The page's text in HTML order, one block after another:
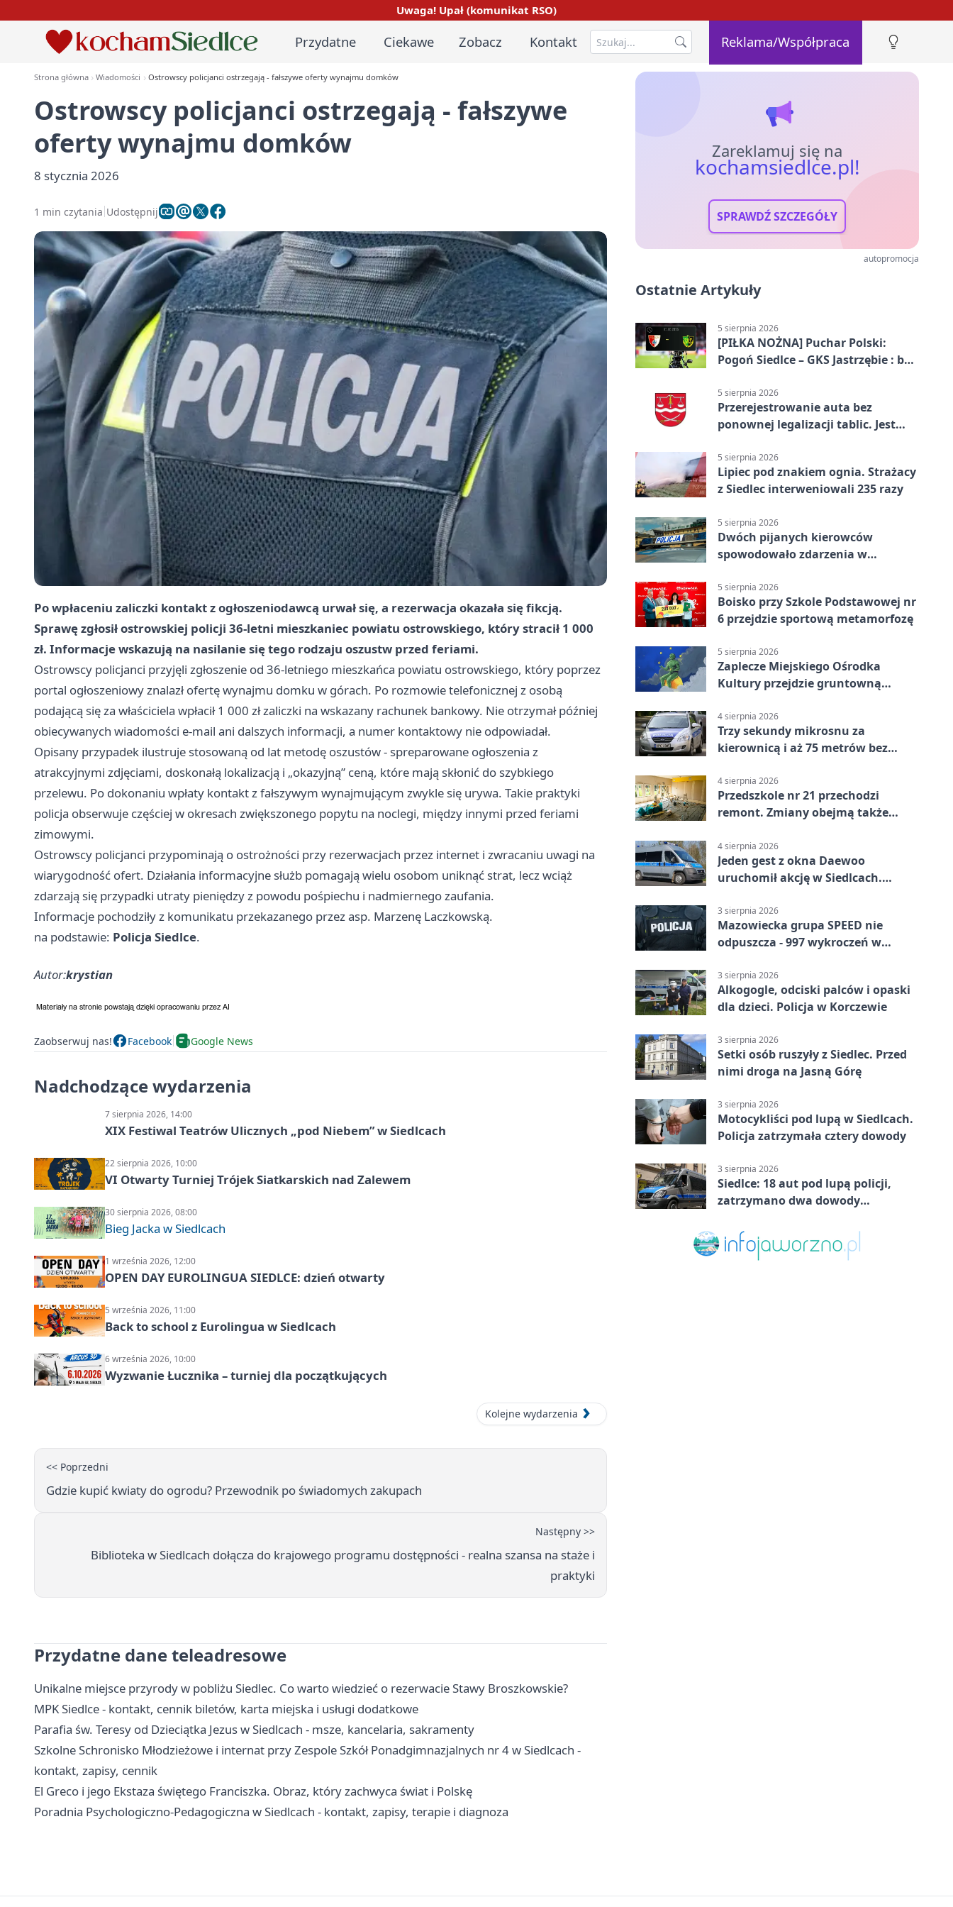
Uwaga! Upał (komunikat RSO)
Przydatne Ciekawe Zobacz Kontakt Reklama/Współpraca
Strona główna Wiadomości Ostrowscy policjanci ostrzegają - fałszywe oferty wynajmu domków
Ostrowscy policjanci ostrzegają - fałszywe
oferty wynajmu domków
8 stycznia 2026
1 min czytania Udostępnij
Po wpłaceniu zaliczki kontakt z ogłoszeniodawcą urwał się, a rezerwacja okazała się fikcją.
Sprawę zgłosił ostrowskiej policji 36‑letni mieszkaniec powiatu ostrowskiego, który stracił 1 000
zł. Informacje wskazują na nasilanie się tego rodzaju oszustw przed feriami.
Ostrowscy policjanci przyjęli zgłoszenie od 36‑letniego mieszkańca powiatu ostrowskiego, który poprzez
portal ogłoszeniowy znalazł ofertę wynajmu domku w górach. Po rozmowie telefonicznej z osobą
podającą się za właściciela wpłacił 1 000 zł zaliczki na wskazany rachunek bankowy. Nie otrzymał później
obiecywanych wiadomości e‑mail ani dalszych informacji, a numer kontaktowy nie odpowiadał.
Opisany przypadek ilustruje stosowaną od lat metodę oszustów - spreparowane ogłoszenia z
atrakcyjnymi zdjęciami, doskonałą lokalizacją i „okazyjną” ceną, które mają skłonić do szybkiego
przelewu. Po dokonaniu wpłaty kontakt z fałszywym wynajmującym zwykle się urywa. Takie praktyki
policja obserwuje częściej w okresach zwiększonego popytu na noclegi, między innymi przed feriami
zimowymi.
Ostrowscy policjanci przypominają o ostrożności przy rezerwacjach przez internet i zwracaniu uwagi na
wiarygodność ofert. Działania informacyjne służb pomagają wielu osobom uniknąć strat, lecz wciąż
zdarzają się przypadki utraty pieniędzy z powodu pośpiechu i nadmiernego zaufania.
Informacje pochodziły z komunikatu przekazanego przez asp. Marzenę Laczkowską.
na podstawie: Policja Siedlce.
Autor:krystian
Zaobserwuj nas! Facebook Google News
Nadchodzące wydarzenia
7 sierpnia 2026, 14:00
XIX Festiwal Teatrów Ulicznych „pod Niebem” w Siedlcach
22 sierpnia 2026, 10:00
VI Otwarty Turniej Trójek Siatkarskich nad Zalewem
30 sierpnia 2026, 08:00
Bieg Jacka w Siedlcach
1 września 2026, 12:00
OPEN DAY EUROLINGUA SIEDLCE: dzień otwarty
5 września 2026, 11:00
Back to school z Eurolingua w Siedlcach
6 września 2026, 10:00
Wyzwanie Łucznika – turniej dla początkujących
Kolejne wydarzenia
<< Poprzedni
Gdzie kupić kwiaty do ogrodu? Przewodnik po świadomych zakupach
Następny >>
Biblioteka w Siedlcach dołącza do krajowego programu dostępności - realna szansa na staże i
praktyki
Przydatne dane teleadresowe
Unikalne miejsce przyrody w pobliżu Siedlec. Co warto wiedzieć o rezerwacie Stawy Broszkowskie?
MPK Siedlce - kontakt, cennik biletów, karta miejska i usługi dodatkowe
Parafia św. Teresy od Dzieciątka Jezus w Siedlcach - msze, kancelaria, sakramenty
Szkolne Schronisko Młodzieżowe i internat przy Zespole Szkół Ponadgimnazjalnych nr 4 w Siedlcach -
kontakt, zapisy, cennik
El Greco i jego Ekstaza świętego Franciszka. Obraz, który zachwyca świat i Polskę
Poradnia Psychologiczno-Pedagogiczna w Siedlcach - kontakt, zapisy, terapie i diagnoza
Zareklamuj się na
kochamsiedlce.pl!
SPRAWDŹ SZCZEGÓŁY
autopromocja
Ostatnie Artykuły
5 sierpnia 2026
[PIŁKA NOŻNA] Puchar Polski:
Pogoń Siedlce – GKS Jastrzębie : bez
5 sierpnia 2026
Przerejestrowanie auta bez
ponownej legalizacji tablic. Jest
5 sierpnia 2026
Lipiec pod znakiem ognia. Strażacy
z Siedlec interweniowali 235 razy
5 sierpnia 2026
Dwóch pijanych kierowców
spowodowało zdarzenia w
5 sierpnia 2026
Boisko przy Szkole Podstawowej nr
6 przejdzie sportową metamorfozę
5 sierpnia 2026
Zaplecze Miejskiego Ośrodka
Kultury przejdzie gruntowną
4 sierpnia 2026
Trzy sekundy mikrosnu za
kierownicą i aż 75 metrów bez
4 sierpnia 2026
Przedszkole nr 21 przechodzi
remont. Zmiany obejmą także
4 sierpnia 2026
Jeden gest z okna Daewoo
uruchomił akcję w Siedlcach.
3 sierpnia 2026
Mazowiecka grupa SPEED nie
odpuszcza - 997 wykroczeń w
3 sierpnia 2026
Alkogogle, odciski palców i opaski
dla dzieci. Policja w Korczewie
3 sierpnia 2026
Setki osób ruszyły z Siedlec. Przed
nimi droga na Jasną Górę
3 sierpnia 2026
Motocykliści pod lupą w Siedlcach.
Policja zatrzymała cztery dowody
3 sierpnia 2026
Siedlce: 18 aut pod lupą policji,
zatrzymano dwa dowody